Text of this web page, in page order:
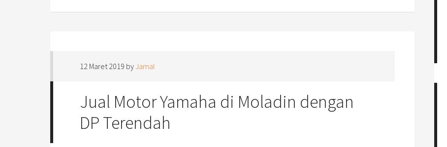
12 Maret 2019 byJamal
Jual Motor Yamaha di Moladin dengan
DP Terendah